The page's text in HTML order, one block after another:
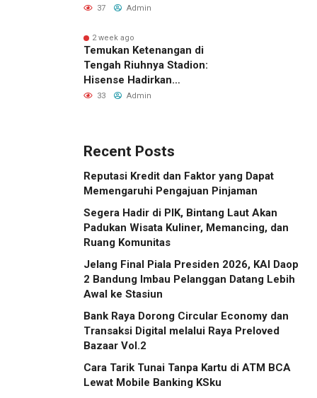
untuk Memperluas
Indonesia
37 Admin
2 week ago
Temukan Ketenangan di
Tengah Riuhnya Stadion:
Hisense Hadirkan
Pengalaman FIFA World
Kota Tuan Rumah
33 Admin
Recent Posts
Reputasi Kredit dan Faktor yang Dapat
Memengaruhi Pengajuan Pinjaman
Segera Hadir di PIK, Bintang Laut Akan
Padukan Wisata Kuliner, Memancing, dan
Ruang Komunitas
Jelang Final Piala Presiden 2026, KAI Daop
2 Bandung Imbau Pelanggan Datang Lebih
Awal ke Stasiun
Bank Raya Dorong Circular Economy dan
Transaksi Digital melalui Raya Preloved
Bazaar Vol.2
Cara Tarik Tunai Tanpa Kartu di ATM BCA
Lewat Mobile Banking KSku